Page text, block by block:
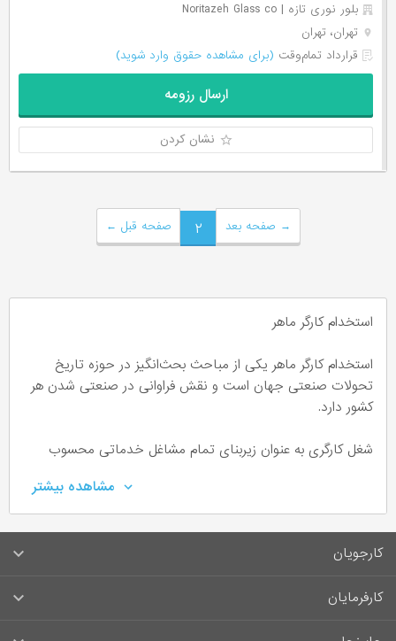
بلور نوری تازه | Noritazeh Glass co
تهران، تهران
قرارداد تمام‌وقت (برای مشاهده حقوق وارد شوید)
ارسال رزومه
نشان کردن
← صفحه قبل ۲ صفحه بعد →
استخدام کارگر ماهر
استخدام کارگر ماهر یکی از مباحث بحث‌انگیز در حوزه تاریخ
تحولات صنعتی جهان است و نقش فراوانی در صنعتی شدن هر
کشور دارد.
شغل کارگری به ­عنوان زیربنای تمام مشاغل خدماتی محسوب
مزد می‌گیرد. در تعاریف دیگر برای شغل کارگری، یک کارگر در
مقابل دریافت مزد، حقوق، سهم سود و سایر مزایا به درخواست
کارفرما کار می‌کند.
مشاهده بیشتر
کارجویان
سوالات متداول کارجویان
کارفرمایان